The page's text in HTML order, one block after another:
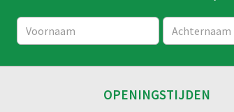
OPENINGSTIJDEN